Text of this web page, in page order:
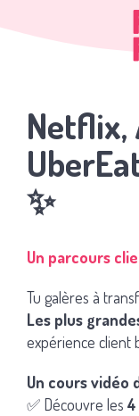
Netflix,
✨
Un parcours
Tu galères à
Les plus
expérience client
Un cours vidéo
✅ Découvre les